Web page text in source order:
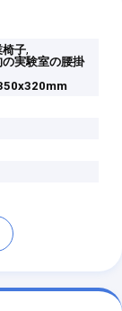
椅子,
実験室の腰掛